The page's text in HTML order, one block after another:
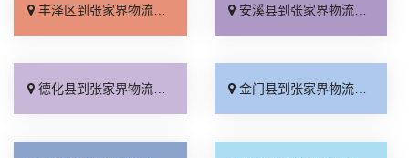
丰泽区到张家界物流专线_定点发车「一站式托运」 安溪县到张家界物流专线_专线查询「全程定位」
德化县到张家界物流专线_全程无虑「多久能到」 金门县到张家界物流专线_直发全境「放心物流」